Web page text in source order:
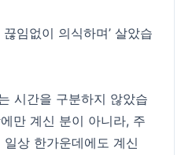
임없이 의식하며’ 살았습
시간을 구분하지 않았습
만 계신 분이 아니라, 주
상 한가운데에도 계신